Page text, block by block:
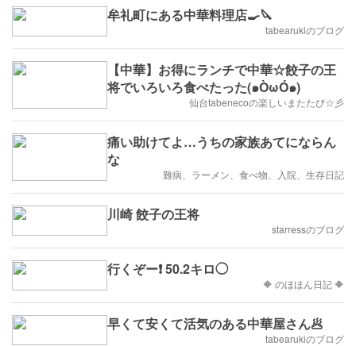
牟礼町にある中華料理店🍳🔪
tabearukiのブログ
【中華】お得にランチで中華☆餃子の王
将でいろいろ食べたった(๑ÒωÓ๑)
仙台tabenecoの楽しいまたたび☆彡
痛い助けてよ…うちの家族あてにならん
な
難病、ラーメン、食べ物、入院、生存日記
川崎 餃子の王将
starressのブログ
行くぞー❗ 50.2キロ◯
🔶 のほほん日記 🔶
早くて安くて活気のある中華屋さん🥟
tabearukiのブログ